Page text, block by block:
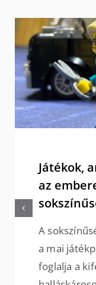
Játékok,
az
A
a mai
foglalja a